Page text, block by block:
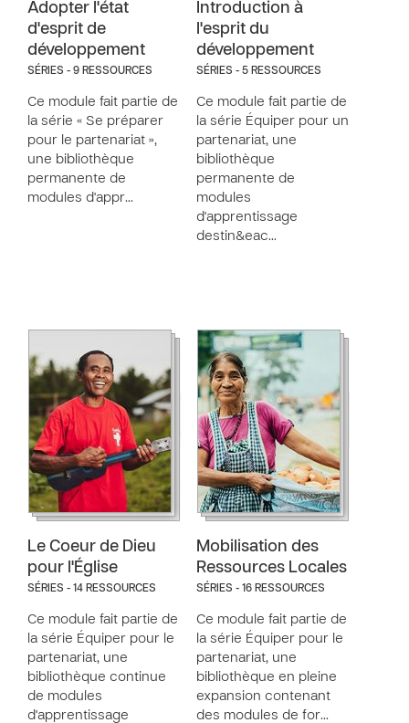
Adopter l'état
d'esprit de
développement
SÉRIES - 9 RESSOURCES
Ce module fait partie de
la série « Se préparer
pour le partenariat »,
une bibliothèque
permanente de
modules d'appr…
Introduction à
l'esprit du
développement
SÉRIES - 5 RESSOURCES
Ce module fait partie de
la série Équiper pour un
partenariat, une
bibliothèque
permanente de
modules
d'apprentissage
destin&eac…
Le Coeur de Dieu
pour l'Église
SÉRIES - 14 RESSOURCES
Ce module fait partie de
la série Équiper pour le
partenariat, une
bibliothèque continue
de modules
d'apprentissage
Mobilisation des
Ressources Locales
SÉRIES - 16 RESSOURCES
Ce module fait partie de
la série Équiper pour le
partenariat, une
bibliothèque en pleine
expansion contenant
des modules de for…